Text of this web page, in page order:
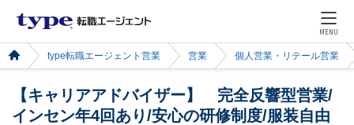
MENU
type転職エージェント営業 営業 個人営業・リテール営業
【キャリアアドバイザー】 完全反響型営業/
インセン年4回あり/安心の研修制度/服装自由